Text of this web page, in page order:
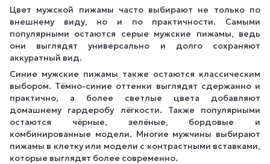
Цвет мужской пижамы часто выбирают не только по
внешнему виду, но и по практичности. Самыми
популярными остаются серые мужские пижамы, ведь
они выглядят универсально и долго сохраняют
аккуратный вид.
Синие мужские пижамы также остаются классическим
выбором. Тёмно-синие оттенки выглядят сдержанно и
практично, а более светлые цвета добавляют
домашнему гардеробу лёгкости. Также популярными
остаются чёрные, зелёные, бордовые и
комбинированные модели. Многие мужчины выбирают
пижамы в клетку или модели с контрастными вставками,
которые выглядят более современно.